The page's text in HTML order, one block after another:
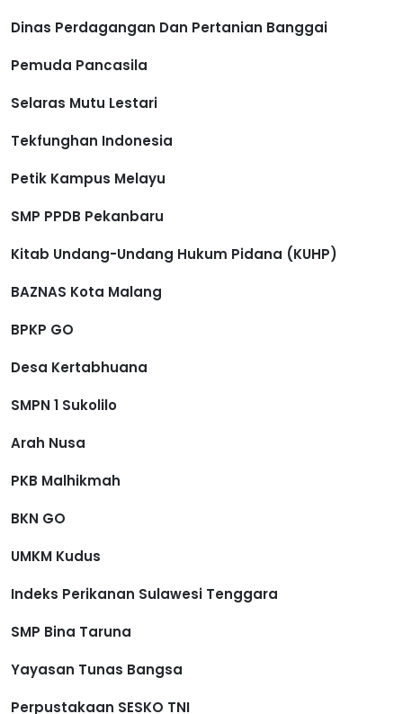
Dinas Perdagangan Dan Pertanian Banggai
Pemuda Pancasila
Selaras Mutu Lestari
Tekfunghan Indonesia
Petik Kampus Melayu
SMP PPDB Pekanbaru
Kitab Undang-Undang Hukum Pidana (KUHP)
BAZNAS Kota Malang
BPKP GO
Desa Kertabhuana
SMPN 1 Sukolilo
Arah Nusa
PKB Malhikmah
BKN GO
UMKM Kudus
Indeks Perikanan Sulawesi Tenggara
SMP Bina Taruna
Yayasan Tunas Bangsa
Perpustakaan SESKO TNI